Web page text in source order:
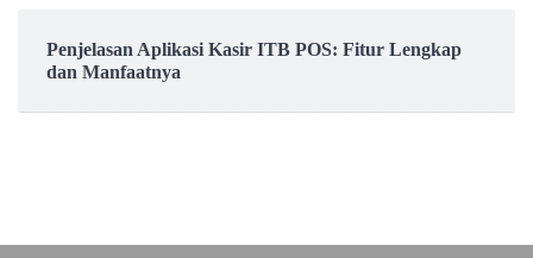
Penjelasan Aplikasi Kasir ITB POS: Fitur Lengkap
dan Manfaatnya